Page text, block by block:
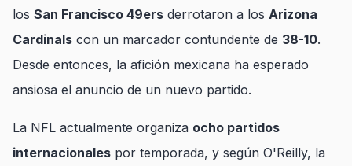
los San Francisco 49ers derrotaron a los Arizona
Cardinals con un marcador contundente de 38-10.
Desde entonces, la afición mexicana ha esperado
ansiosa el anuncio de un nuevo partido.
La NFL actualmente organiza ocho partidos
internacionales por temporada, y según O'Reilly, la